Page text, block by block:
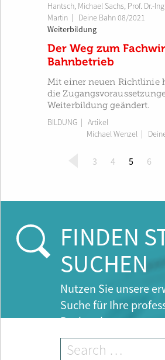
Hantsch, Michael Sachs, Prof. Dr.-
Martin
Deine Bahn 08/2021
Weiterbildung
Der Weg zum
Bahnbetrieb
Mit einer neuen Richtlinie
die
Weiterbildung geändert.
BILDUNG | Artikel
Michael Wenzel
3 4 5(
r
n
6
FINDEN
SUCHEN
Nutzen Sie unsere
Suche für Ihre
Recherche.